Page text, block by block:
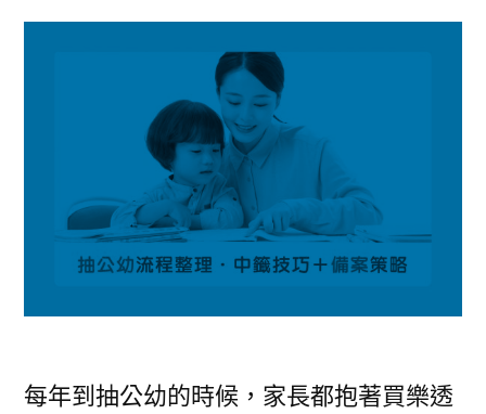
每年到抽公幼的時候，家長都抱著買樂透